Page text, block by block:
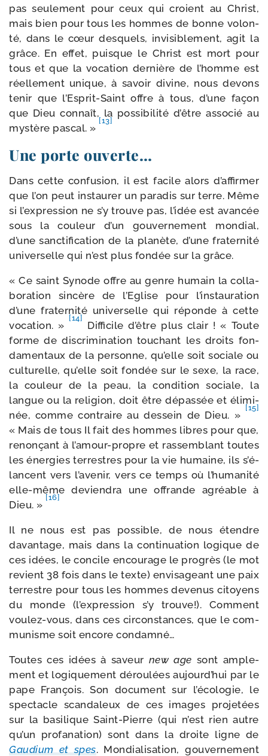
pas seule­ment pour ceux qui croient au Christ,
mais bien pour tous les hommes de bonne volon­
té, dans le cœur des­quels, invi­si­ble­ment, agit la
grâce. En effet, puisque le Christ est mort pour
tous et que la voca­tion der­nière de l’homme est
réel­le­ment unique, à savoir divine, nous devons
tenir que l’Esprit-Saint offre à tous, d’une façon
que Dieu connaît, la pos­si­bi­li­té d’être asso­cié au
mys­tère pas­cal. »
[13]
Une porte ouverte…
Dans cette confu­sion, il est facile alors d’affirmer
que l’on peut ins­tau­rer un para­dis sur terre. Même
si l’expression ne s’y trouve pas, l’idée est avan­cée
sous la cou­leur d’un gou­ver­ne­ment mon­dial,
d’une sanc­ti­fi­ca­tion de la pla­nète, d’une fra­ter­ni­té
uni­ver­selle qui n’est plus fon­dée sur la grâce.
« Ce saint Synode offre au genre humain la col­la­
bo­ra­tion sin­cère de l’Eglise pour l’instauration
d’une fra­ter­ni­té uni­ver­selle qui réponde à cette
voca­tion. »
[14]
Difficile d’être plus clair ! « Toute
forme de dis­cri­mi­na­tion tou­chant les droits fon­
da­men­taux de la per­sonne, qu’elle soit sociale ou
cultu­relle, qu’elle soit fon­dée sur le sexe, la race,
la cou­leur de la peau, la condi­tion sociale, la
langue ou la reli­gion, doit être dépas­sée et éli­mi­
née, comme contraire au des­sein de Dieu. »
[15]
« Mais de tous Il fait des hommes libres pour que,
renon­çant à l’amour-propre et ras­sem­blant toutes
les éner­gies ter­restres pour la vie humaine, ils s’é­
lancent vers l’avenir, vers ce temps où l’hu­ma­ni­té
elle-​même devien­dra une offrande agréable à
Dieu. »
[16]
Il ne nous est pas pos­sible, de nous étendre
davan­tage, mais dans la conti­nua­tion logique de
ces idées, le concile encou­rage le pro­grès (le mot
revient 38 fois dans le texte) envi­sa­geant une paix
ter­restre pour tous les hommes deve­nus citoyens
du monde (l’expression s’y trouve!). Comment
voulez-​vous, dans ces cir­cons­tances, que le com­
mu­nisme soit encore condamné…
Toutes ces idées à saveur new age sont ample­
ment et logi­que­ment dérou­lées aujourd’hui par le
pape François. Son docu­ment sur l’écologie, le
spec­tacle scan­da­leux de ces images pro­je­tées
sur la basi­lique Saint-​Pierre (qui n’est rien autre
qu’un pro­fa­na­tion) sont dans la droite ligne de
Gaudium et spes. Mondialisation, gou­ver­ne­ment